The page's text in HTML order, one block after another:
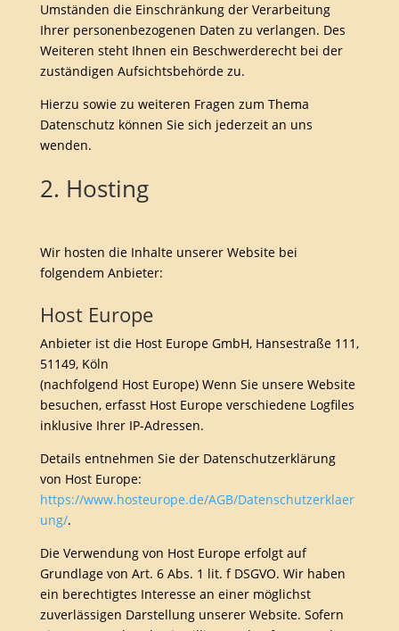
Umständen die Einschränkung der Verarbeitung
Ihrer personenbezogenen Daten zu verlangen. Des
Weiteren steht Ihnen ein Beschwerderecht bei der
zuständigen Aufsichtsbehörde zu.
Hierzu sowie zu weiteren Fragen zum Thema
Datenschutz können Sie sich jederzeit an uns
wenden.
2. Hosting
Wir hosten die Inhalte unserer Website bei
folgendem Anbieter:
Host Europe
Anbieter ist die Host Europe GmbH, Hansestraße 111,
51149, Köln
(nachfolgend Host Europe) Wenn Sie unsere Website
besuchen, erfasst Host Europe verschiedene Logfiles
inklusive Ihrer IP-Adressen.
Details entnehmen Sie der Datenschutzerklärung
von Host Europe:
https://www.hosteurope.de/AGB/Datenschutzerklaer
ung/.
Die Verwendung von Host Europe erfolgt auf
Grundlage von Art. 6 Abs. 1 lit. f DSGVO. Wir haben
ein berechtigtes Interesse an einer möglichst
zuverlässigen Darstellung unserer Website. Sofern